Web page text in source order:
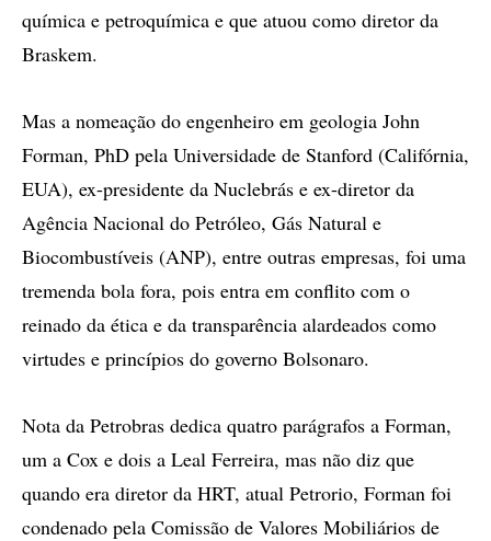
química e petroquímica e que atuou como diretor da
Braskem.
Mas a nomeação do engenheiro em geologia John
Forman, PhD pela Universidade de Stanford (Califórnia,
EUA), ex-presidente da Nuclebrás e ex-diretor da
Agência Nacional do Petróleo, Gás Natural e
Biocombustíveis (ANP), entre outras empresas, foi uma
tremenda bola fora, pois entra em conflito com o
reinado da ética e da transparência alardeados como
virtudes e princípios do governo Bolsonaro.
Nota da Petrobras dedica quatro parágrafos a Forman,
um a Cox e dois a Leal Ferreira, mas não diz que
quando era diretor da HRT, atual Petrorio, Forman foi
condenado pela Comissão de Valores Mobiliários de